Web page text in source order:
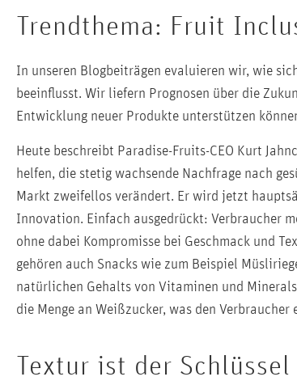
Trendthema: Fruit
In unseren Blogbeiträgen evaluieren wir, wie
beeinflusst. Wir liefern Prognosen über die
Entwicklung neuer Produkte unterstützen
Heute beschreibt Paradise-Fruits-CEO Kurt
helfen, die stetig wachsende Nachfrage nach
Markt zweifellos verändert. Er wird jetzt
Innovation. Einfach ausgedrückt: Verbraucher
ohne dabei Kompromisse bei Geschmack und
gehören auch Snacks wie zum Beispiel
natürlichen Gehalts von Vitaminen und
die Menge an Weißzucker, was den
Textur ist der